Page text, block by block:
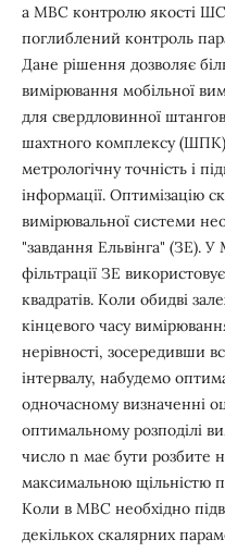
а МВС контролю якості
поглиблений контроль
Дане рішення дозволяє
вимірювання мобільної
для свердловинної
шахтного комплексу
метрологічну точність і
інформації. Оптимізацію
вимірювальної системи
"завдання Ельвінга" (ЗЕ).
фільтрації ЗЕ
квадратів. Коли обидві
кінцевого часу
нерівності, зосередивши
інтервалу, набудемо
одночасному визначенні
оптимальному розподілі
число n має бути розбите
максимальною щільністю
Коли в МВС необхідно
декількох скалярних